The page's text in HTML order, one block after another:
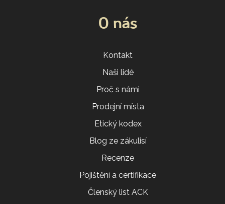
O nás
Kontakt
Naši lidé
Proč s námi
Prodejní místa
Etický kodex
Blog ze zákulisí
Recenze
Pojištění a certifikace
Členský list ACK